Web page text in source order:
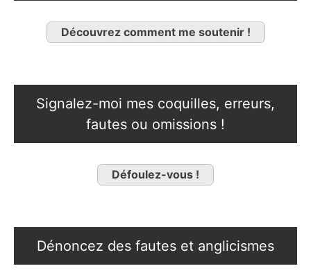
Découvrez comment me soutenir !
Signalez-moi mes coquilles, erreurs,
fautes ou omissions !
Défoulez-vous !
Dénoncez des fautes et anglicismes